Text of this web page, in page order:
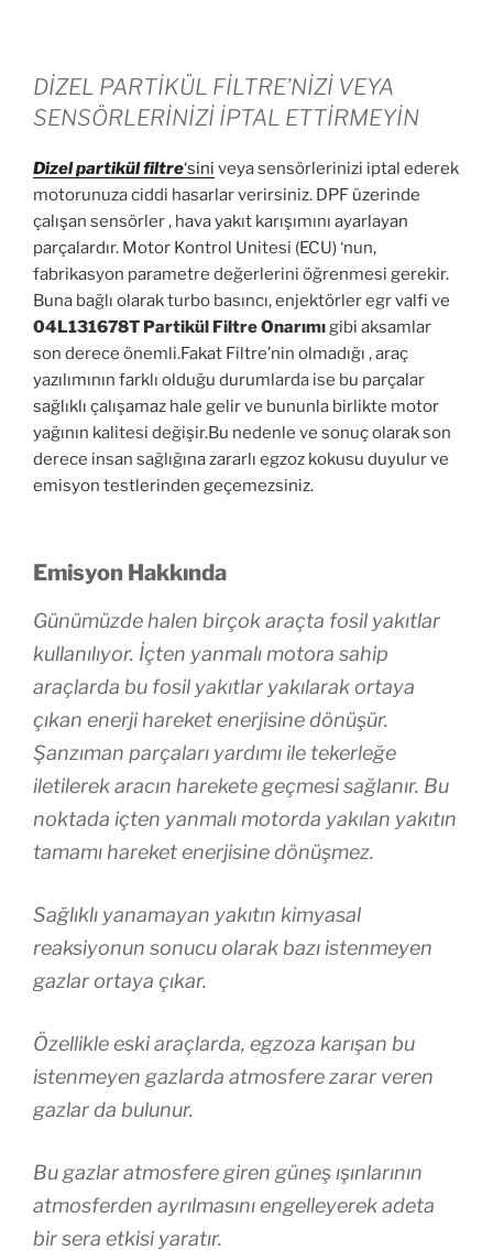
DİZEL PARTİKÜL FİLTRE’NİZİ VEYA
SENSÖRLERİNİZİ İPTAL ETTİRMEYİN
Dizel partikülfiltre‘sini veya sensörlerinizi iptal ederek
motorunuza ciddi hasarlar verirsiniz. DPF üzerinde
çalışan sensörler , hava yakıt karışımını ayarlayan
parçalardır. Motor Kontrol Unitesi (ECU) ‘nun,
fabrikasyon parametre değerlerini öğrenmesi gerekir.
Buna bağlı olarak turbo basıncı, enjektörler egr valfi ve
04L131678T Partikül Filtre Onarımıgibi aksamlar
son derece önemli.Fakat Filtre’nin olmadığı , araç
yazılımının farklı olduğu durumlarda ise bu parçalar
sağlıklı çalışamaz hale gelir ve bununla birlikte motor
yağının kalitesi değişir.Bu nedenle ve sonuç olarak son
derece insan sağlığına zararlı egzoz kokusu duyulur ve
emisyon testlerinden geçemezsiniz.
Emisyon Hakkında
Günümüzde halen birçok araçta fosil yakıtlar
kullanılıyor. İçten yanmalı motora sahip
araçlarda bu fosil yakıtlar yakılarak ortaya
çıkan enerji hareket enerjisine dönüşür.
Şanzıman parçaları yardımı ile tekerleğe
iletilerek aracın harekete geçmesi sağlanır. Bu
noktada içten yanmalı motorda yakılan yakıtın
tamamı hareket enerjisine dönüşmez.
Sağlıklı yanamayan yakıtın kimyasal
reaksiyonun sonucu olarak bazı istenmeyen
gazlar ortaya çıkar.
Özellikle eski araçlarda, egzoza karışan bu
istenmeyen gazlarda atmosfere zarar veren
gazlar da bulunur.
Bu gazlar atmosfere giren güneş ışınlarının
atmosferden ayrılmasını engelleyerek adeta
bir sera etkisi yaratır.